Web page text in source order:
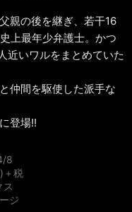
親の後を継ぎ、若干16
上最年少弁護士。かつ
近いワルをまとめていた
仲間を駆使した派手な
登場!!
8
＋税
ス
ジ